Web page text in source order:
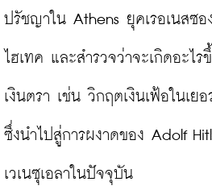
ปรัชญาใน Athens ยุคเรอเนสซอ
ไฮเทค และสำรวจว่าจะเกิดอะไ
เงินตรา เช่น วิกฤตเงินเฟ้อในเย
ซึ่งนำไปสู่การผงาดของ Adolf
เวเนซุเอลาในปัจจุบัน